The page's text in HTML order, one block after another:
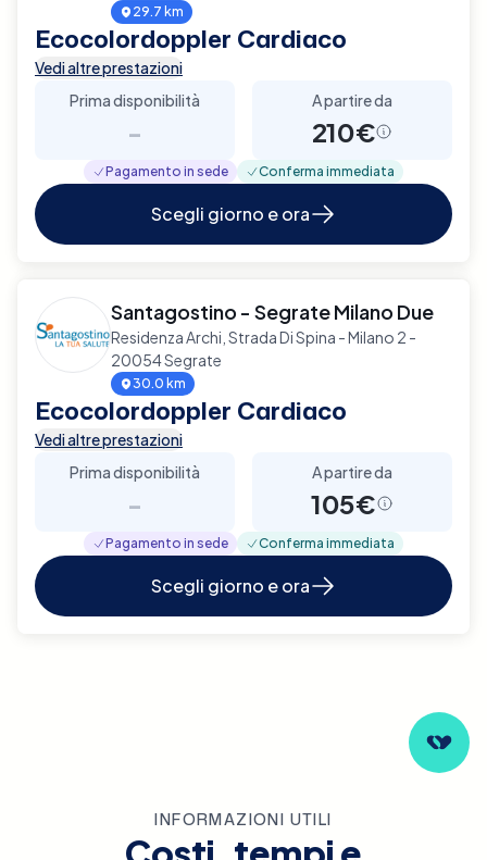
29.7 km
Ecocolordoppler Cardiaco
Vedi altre prestazioni
Prima disponibilità
-
A partire da
210€
Pagamento in sede Conferma immediata
Scegli giorno e ora
Santagostino - Segrate Milano Due
Residenza Archi, Strada Di Spina - Milano 2 -
20054 Segrate
30.0 km
Ecocolordoppler Cardiaco
Vedi altre prestazioni
Prima disponibilità
-
A partire da
105€
Pagamento in sede Conferma immediata
Scegli giorno e ora
INFORMAZIONI UTILI